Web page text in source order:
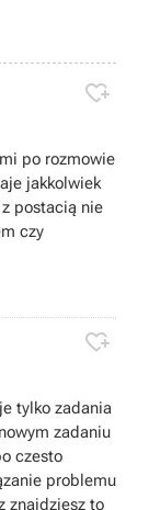

po rozmowie
jakkolwiek
postacią nie
czy

tylko zadania
zadaniu
czesto
problemu
znajdziesz to